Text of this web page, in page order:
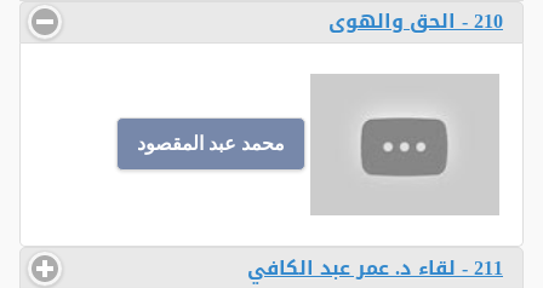
210 - الحق والهوى
محمد عبد المقصود
211 - لقاء د. عمر عبد الكافي